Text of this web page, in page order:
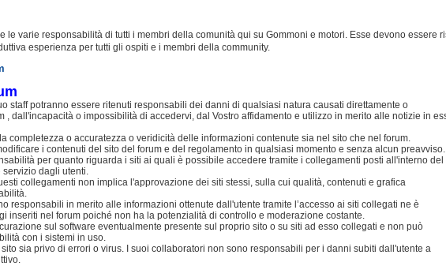
le varie responsabilità di tutti i membri della comunità qui su Gommoni e motori. Esse devono essere
esperienza per tutti gli ospiti e i membri della community.
staff potranno essere ritenuti responsabili dei danni di qualsiasi natura causati direttamente o
, dall'incapacità o impossibilità di accedervi, dal Vostro affidamento e utilizzo in merito alle notizie in
completezza o accuratezza o veridicità delle informazioni contenute sia nel sito che nel forum.
i contenuti del sito del forum e del regolamento in qualsiasi momento e senza alcun preavviso.
per quanto riguarda i siti ai quali è possibile accedere tramite i collegamenti posti all'interno del
dagli utenti.
collegamenti non implica l'approvazione dei siti stessi, sulla cui qualità, contenuti e grafica
responsabili in merito alle informazioni ottenute dall'utente tramite l’accesso ai siti collegati ne è
inseriti nel forum poiché non ha la potenzialità di controllo e moderazione costante.
sul software eventualmente presente sul proprio sito o su siti ad esso collegati e non può
con i sistemi in uso.
sia privo di errori o virus. I suoi collaboratori non sono responsabili per i danni subiti dall'utente a